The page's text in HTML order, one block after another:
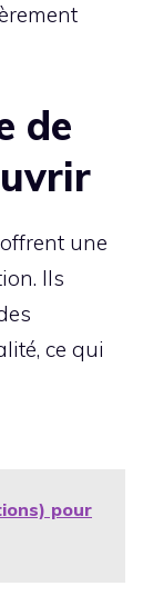
de
offrent une
Ils
ce qui
pour